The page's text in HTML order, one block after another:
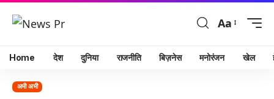
Aa
Home देश दुनिया राजनीति बिज़नेस मनोरंजन खेल
अभी अभी